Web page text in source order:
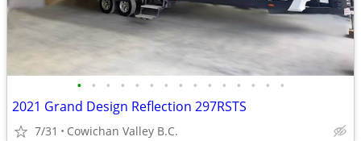
• • • • • • • • • • • • • • •
2021 Grand Design Reflection 297RSTS
7/31 Cowichan Valley B.C.